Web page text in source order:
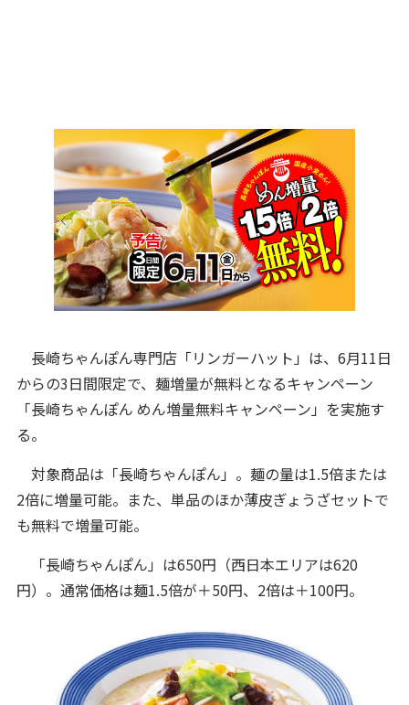
長崎ちゃんぽん専門店「リンガーハット」は、6月11日
からの3日間限定で、麺増量が無料となるキャンペーン
「長崎ちゃんぽん めん増量無料キャンペーン」を実施す
る。
対象商品は「長崎ちゃんぽん」。麺の量は1.5倍または
2倍に増量可能。また、単品のほか薄皮ぎょうざセットで
も無料で増量可能。
「長崎ちゃんぽん」は650円（西日本エリアは620
円）。通常価格は麺1.5倍が＋50円、2倍は＋100円。